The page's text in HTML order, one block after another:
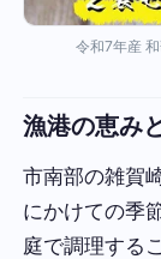
令和7年産
漁港の恵み
市南部の雑賀
にかけての季
庭で調理する